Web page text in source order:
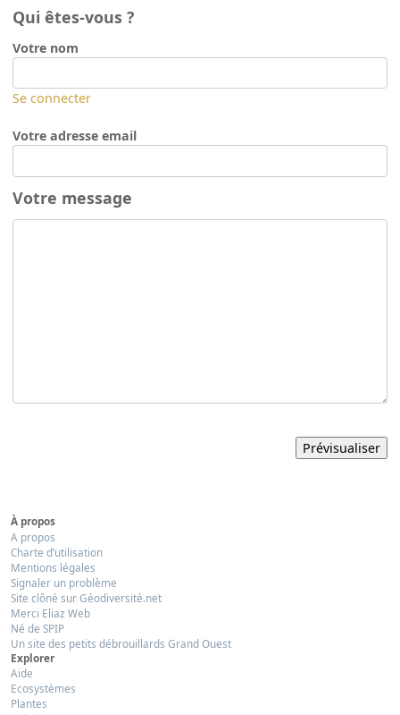
Qui êtes-vous ?
Votre nom
Se connecter
Votre adresse email
Votre message
À propos
A propos
Charte d’utilisation
Mentions légales
Signaler un problème
Site clôné sur Géodiversité.net
Merci Eliaz Web
Né de SPIP
Un site des petits débrouillards Grand Ouest
Explorer
Aide
Ecosystèmes
Plantes